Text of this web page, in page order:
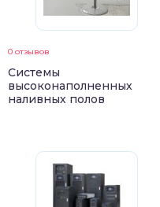
0 отзывов
Системы
высоконаполненных
наливных полов